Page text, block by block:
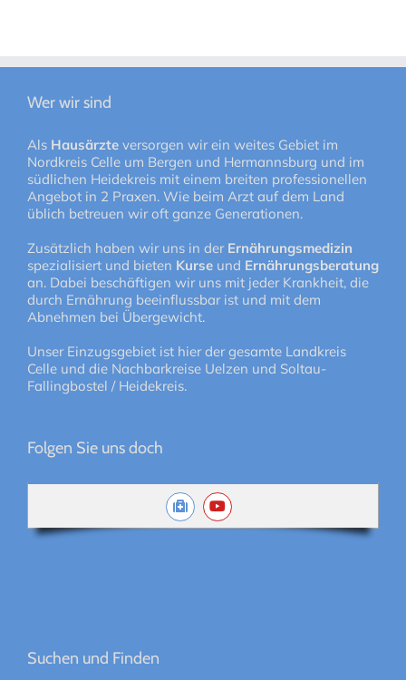
Wer wir sind
Als Hausärzte versorgen wir ein weites Gebiet im
Nordkreis Celle um Bergen und Hermannsburg und im
südlichen Heidekreis mit einem breiten professionellen
Angebot in 2 Praxen. Wie beim Arzt auf dem Land
üblich betreuen wir oft ganze Generationen.
Zusätzlich haben wir uns in der Ernährungsmedizin
spezialisiert und bieten Kurse und Ernährungsberatung
an. Dabei beschäftigen wir uns mit jeder Krankheit, die
durch Ernährung beeinflussbar ist und mit dem
Abnehmen bei Übergewicht.
Unser Einzugsgebiet ist hier der gesamte Landkreis
Celle und die Nachbarkreise Uelzen und Soltau-
Fallingbostel / Heidekreis.
Folgen Sie uns doch
Suchen und Finden